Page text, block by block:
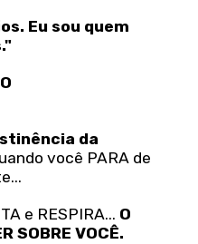
Eu sou quem
da
você PARA de
e RESPIRA... O
SOBRE VOCÊ.